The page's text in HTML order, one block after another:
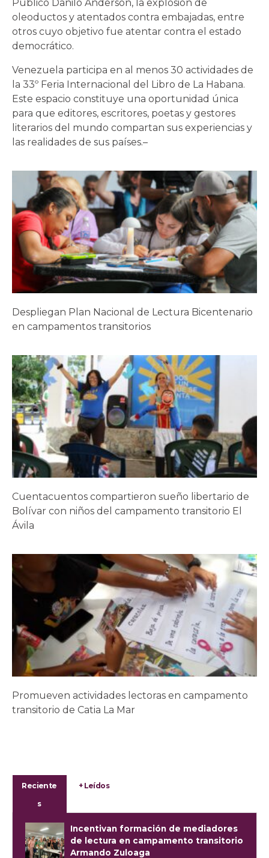
Público Danilo Anderson, la explosión de
oleoductos y atentados contra embajadas, entre
otros cuyo objetivo fue atentar contra el estado
democrático.
Venezuela participa en al menos 30 actividades de
la 33º Feria Internacional del Libro de La Habana.
Este espacio constituye una oportunidad única
para que editores, escritores, poetas y gestores
literarios del mundo compartan sus experiencias y
las realidades de sus países.–
Despliegan Plan Nacional de Lectura Bicentenario
en campamentos transitorios
Cuentacuentos compartieron sueño libertario de
Bolívar con niños del campamento transitorio El
Ávila
Promueven actividades lectoras en campamento
transitorio de Catia La Mar
Reciente
s
+ Leídos
Incentivan formación de mediadores
de lectura en campamento transitorio
Armando Zuloaga